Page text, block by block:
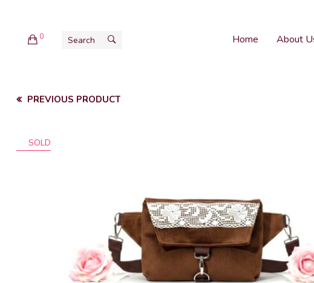
0 Home About
PREVIOUS PRODUCT
SOLD